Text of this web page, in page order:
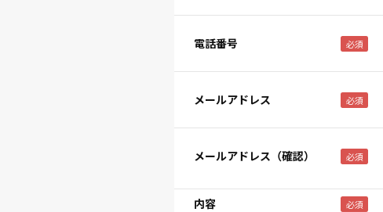
電話番号
メールアドレス
メールアドレス（確認）
内容